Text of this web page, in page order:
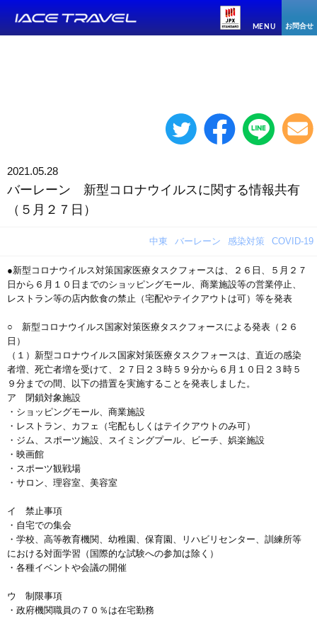
MENU お問合せ
2021.05.28
バーレーン 新型コロナウイルスに関する情報共有
（５月２７日）
中東 バーレーン 感染対策 COVID-19
●新型コロナウイルス対策国家医療タスクフォースは、２６日、５月２７
日から６月１０日までのショッピングモール、商業施設等の営業停止、
レストラン等の店内飲食の禁止（宅配やテイクアウトは可）等を発表
○ 新型コロナウイルス国家対策医療タスクフォースによる発表（２６
日）
（１）新型コロナウイルス国家対策医療タスクフォースは、直近の感染
者増、死亡者増を受けて、２７日２３時５９分から６月１０日２３時５
９分までの間、以下の措置を実施することを発表しました。
ア 閉鎖対象施設
・ショッピングモール、商業施設
・レストラン、カフェ（宅配もしくはテイクアウトのみ可）
・ジム、スポーツ施設、スイミングプール、ビーチ、娯楽施設
・映画館
・スポーツ観戦場
・サロン、理容室、美容室
イ 禁止事項
・自宅での集会
・学校、高等教育機関、幼稚園、保育園、リハビリセンター、訓練所等
における対面学習（国際的な試験への参加は除く）
・各種イベントや会議の開催
ウ 制限事項
・政府機関職員の７０％は在宅勤務